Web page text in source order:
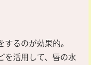
るのが効果的。
を活用して、唇の水